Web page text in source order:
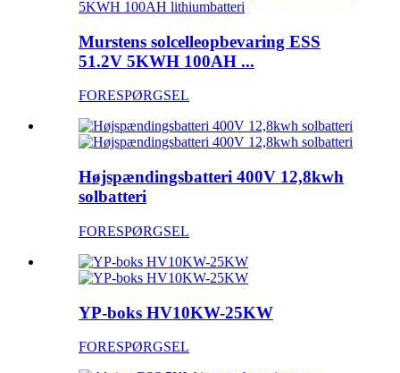
Murstens solcelleopbevaring ESS
51.2V 5KWH 100AH ​​...
FORESPØRGSEL
Højspændingsbatteri 400V 12,8kwh
solbatteri
FORESPØRGSEL
YP-boks HV10KW-25KW
FORESPØRGSEL